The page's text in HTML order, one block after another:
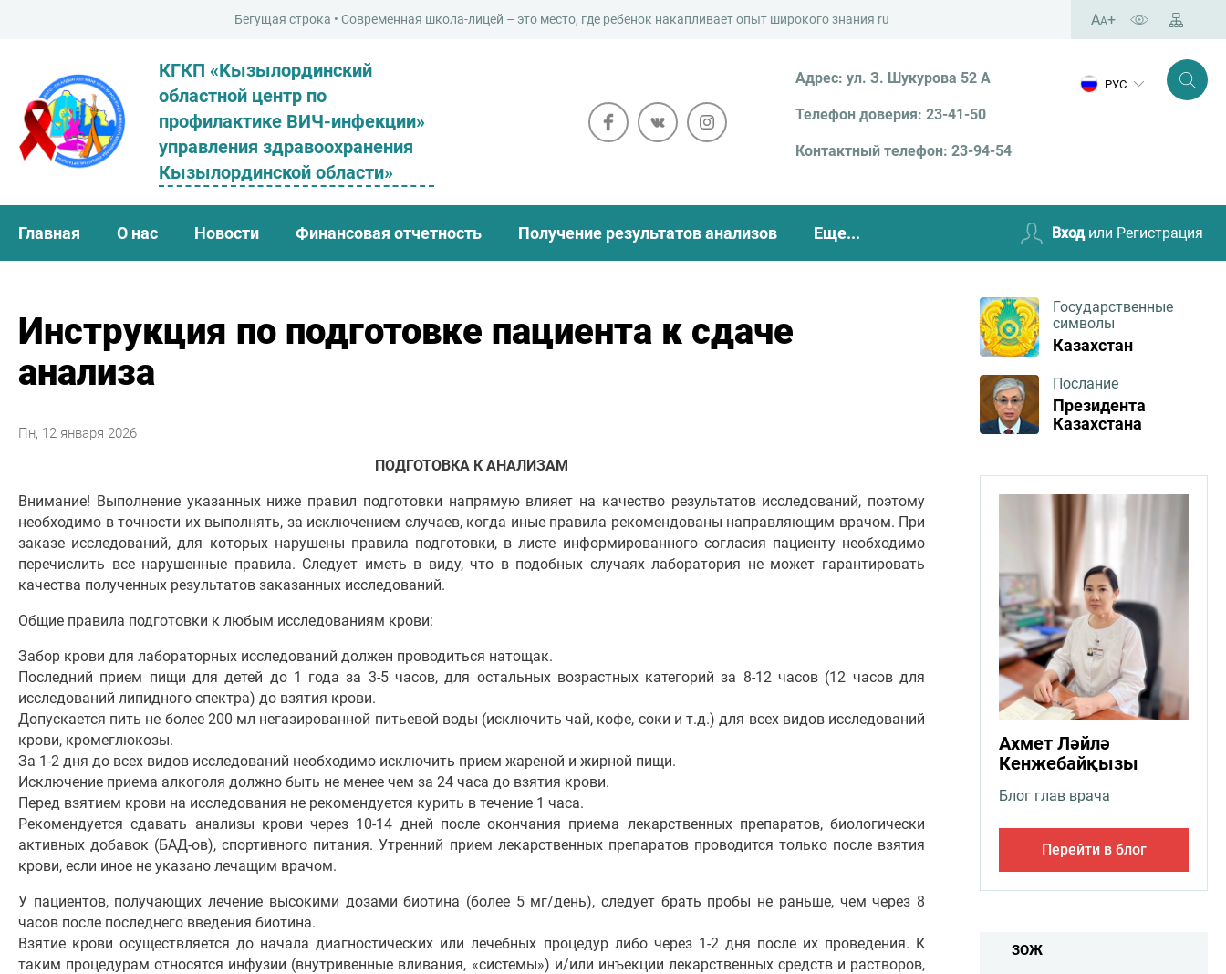
Бегущая строка • Современная школа-лицей – это место, где ребенок накапливает опыт широкого знания ru AA+
КГКП «Кызылординский
областной центр по
профилактике ВИЧ-инфекции»
управления здравоохранения
Кызылординской области»
Адрес: ул. З. Шукурова 52 А
Телефон доверия: 23-41-50
Контактный телефон: 23-94-54
РУС
Главная О нас Новости Финансовая отчетность Получение результатов анализов Еще... Вход или Регистрация
Инструкция по подготовке пациента к сдаче
анализа
Пн, 12 января 2026
ПОДГОТОВКА К АНАЛИЗАМ
Внимание! Выполнение указанных ниже правил подготовки напрямую влияет на качество результатов исследований, поэтому
необходимо в точности их выполнять, за исключением случаев, когда иные правила рекомендованы направляющим врачом. При
заказе исследований, для которых нарушены правила подготовки, в листе информированного согласия пациенту необходимо
перечислить все нарушенные правила. Следует иметь в виду, что в подобных случаях лаборатория не может гарантировать
качества полученных результатов заказанных исследований.
Общие правила подготовки к любым исследованиям крови:
Забор крови для лабораторных исследований должен проводиться натощак.
Последний прием пищи для детей до 1 года за 3-5 часов, для остальных возрастных категорий за 8-12 часов (12 часов для
исследований липидного спектра) до взятия крови.
Допускается пить не более 200 мл негазированной питьевой воды (исключить чай, кофе, соки и т.д.) для всех видов исследований
крови, кромеглюкозы.
За 1-2 дня до всех видов исследований необходимо исключить прием жареной и жирной пищи.
Исключение приема алкоголя должно быть не менее чем за 24 часа до взятия крови.
Перед взятием крови на исследования не рекомендуется курить в течение 1 часа.
Рекомендуется сдавать анализы крови через 10-14 дней после окончания приема лекарственных препаратов, биологически
активных добавок (БАД-ов), спортивного питания. Утренний прием лекарственных препаратов проводится только после взятия
крови, если иное не указано лечащим врачом.
У пациентов, получающих лечение высокими дозами биотина (более 5 мг/день), следует брать пробы не раньше, чем через 8
часов после последнего введения биотина.
Взятие крови осуществляется до начала диагностических или лечебных процедур либо через 1-2 дня после их проведения. К
таким процедурам относятся инфузии (внутривенные вливания, «системы») и/или инъекции лекарственных средств и растворов,
Государственные
символы
Казахстан
Послание
Президента
Казахстана
Ахмет Ләйлә
Кенжебайқызы
Блог глав врача
Перейти в блог
ЗОЖ